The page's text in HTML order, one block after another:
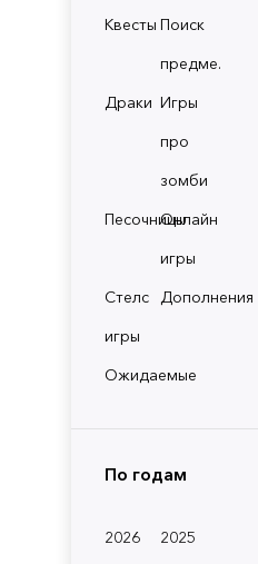
Квесты Поиск
предме.
Драки Игры
про
зомби
ПесочницыОнлайн
игры
Стелс
игры
Дополнения
Ожидаемые
По годам
2026
2025